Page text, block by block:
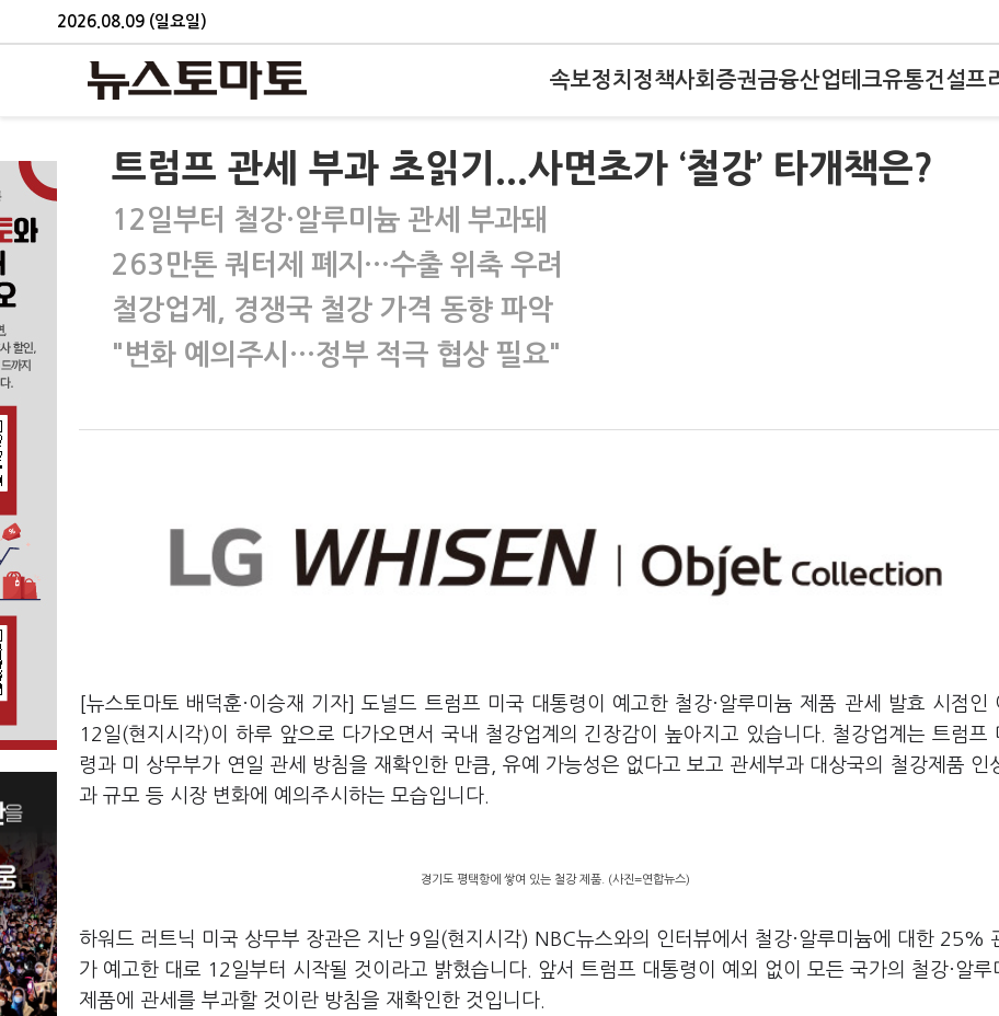
2026.08.09 (일요일)
속보정치 정책사회 증권금융산업테크유통건설프
트럼프 관세 부과 초읽기...사면초가 ‘철강’ 타개책은?
12일부터 철강·알루미늄 관세 부과돼
263만톤 쿼터제 폐지…수출 위축 우려
철강업계, 경쟁국 철강 가격 동향 파악
"변화 예의주시…정부 적극 협상 필요"
[뉴스토마토 배덕훈·이승재 기자] 도널드 트럼프 미국 대통령이 예고한 철강·알루미늄 제품 관세 발효 시점인
12일(현지시각)이 하루 앞으로 다가오면서 국내 철강업계의 긴장감이 높아지고 있습니다
철강업계는 트럼프
령과 미 상무부가 연일 관세 방침을 재확인한 만큼, 유예 가능성은 없다고 보고 관세부과 대상국의 철강제품 인
과 규모 등 시장 변화에 예의주시하는 모습입니다
경기도 평택항에 쌓여 있는 철강 제품. (사진=연합뉴스)
하워드 러트닉 미국 상무부 장관은 지난 9일(현지시각) NBC뉴스와의 인터뷰에서 철강·알루미늄에 대한 25%
가 예고한 대로 12일부터 시작될 것이라고 밝혔습니다
앞서 트럼프 대통령이 예외 없이 모든 국가의 철강·알루
제품에 관세를 부과할 것이란 방침을 재확인한 것입니다